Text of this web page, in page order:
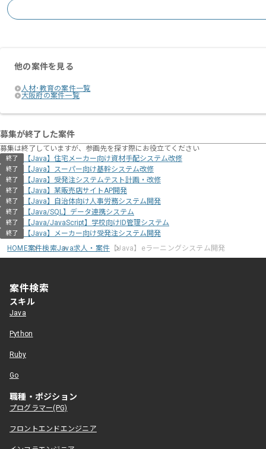
他の案件を見る
人材･教育の案件一覧
大阪府の案件一覧
募集が終了した案件
募集は終了していますが、参画先を探す際にお役立てください
終了 【Java】住宅メーカー向け資材⼿配システム改修
終了 【Java】スーパー向け基幹システム改修
終了 【Java】受発注システムテスト計画・改修
終了 【Java】某販売店サイトAP開発
終了 【Java】自治体向け人事労務システム開発
終了 【Java/SQL】データ連携システム
終了 【Java/JavaScript】学校向けID管理システム
終了
【Java】メーカー向け受発注システム開発
HOME案件検索Java求人・案件 【Java】eラーニングシステム開発
案件検索
スキル
Java
Python
Ruby
Go
職種・ポジション
プログラマー(PG)
フロントエンドエンジニア